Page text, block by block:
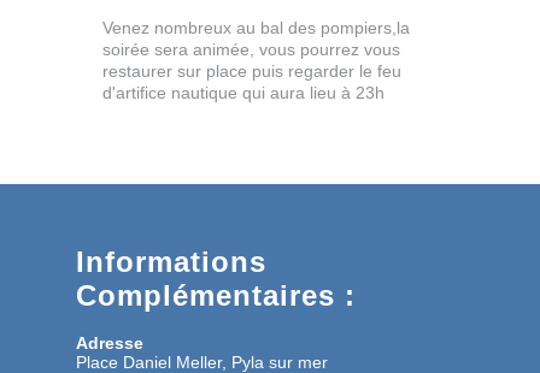
Venez nombreux au bal des pompiers,la
soirée sera animée, vous pourrez vous
restaurer sur place puis regarder le feu
d'artifice nautique qui aura lieu à 23h
Informations
Complémentaires :
Adresse
Place Daniel Meller, Pyla sur mer